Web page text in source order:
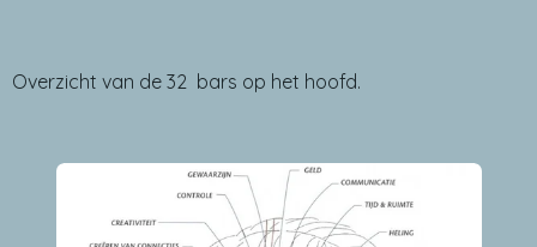
Overzicht van de 32 bars op het hoofd.